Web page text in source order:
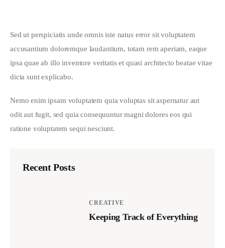
Sed ut perspiciatis unde omnis iste natus error sit voluptatem
accusantium doloremque laudantium, totam rem aperiam, eaque
ipsa quae ab illo inventore veritatis et quasi architecto beatae vitae
dicta sunt explicabo.
Nemo enim ipsam voluptatem quia voluptas sit aspernatur aut
odit aut fugit, sed quia consequuntur magni dolores eos qui
ratione voluptatem sequi nesciunt.
Recent Posts
CREATIVE
Keeping Track of Everything